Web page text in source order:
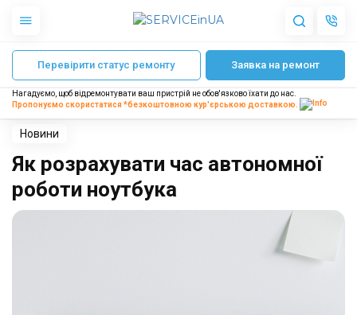
Apple
Гаджети
Акустика
Побутова техніка
Про нас
Перевірити статус ремонту Заявка на ремонт
Нагадуємо, щоб відремонтувати ваш пристрій не обов'язково їхати до нас.
Пропонуємо скористатися *безкоштовною кур'єрською доставкою.
Головна Як розрахувати час автономної роботи ноутбука
Сергій Корнієнко
Новини
Як розрахувати час автономної
роботи ноутбука